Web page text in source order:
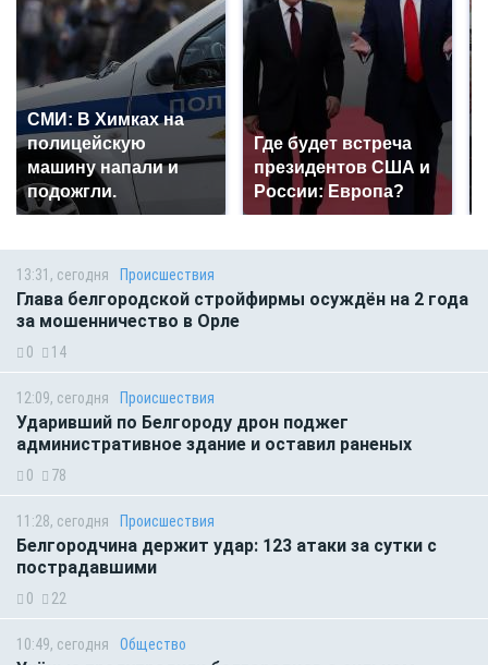
СМИ: В Химках на
полицейскую
машину напали и
подожгли.
Где будет встреча
президентов США и
России: Европа?
13:31, сегодня Происшествия
Глава белгородской стройфирмы осуждён на 2 года
за мошенничество в Орле
0 14
12:09, сегодня Происшествия
Ударивший по Белгороду дрон поджег
административное здание и оставил раненых
0 78
11:28, сегодня Происшествия
Белгородчина держит удар: 123 атаки за сутки с
пострадавшими
0 22
10:49, сегодня Общество